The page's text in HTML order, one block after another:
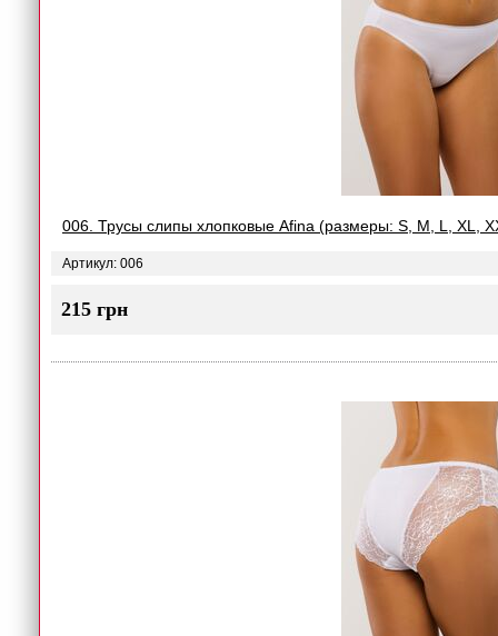
006. Трусы слипы хлопковые Afina (размеры: S, M, L, XL,
Артикул: 006
215 грн